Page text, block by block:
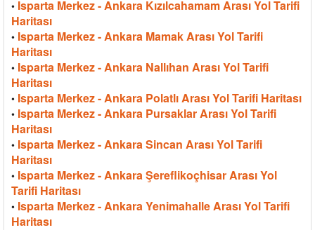
• Isparta Merkez - Ankara Kızılcahamam Arası Yol Tarifi
Haritası
• Isparta Merkez - Ankara Mamak Arası Yol Tarifi
Haritası
• Isparta Merkez - Ankara Nallıhan Arası Yol Tarifi
Haritası
• Isparta Merkez - Ankara Polatlı Arası Yol Tarifi Haritası
• Isparta Merkez - Ankara Pursaklar Arası Yol Tarifi
Haritası
• Isparta Merkez - Ankara Sincan Arası Yol Tarifi
Haritası
• Isparta Merkez - Ankara Şereflikoçhisar Arası Yol
Tarifi Haritası
• Isparta Merkez - Ankara Yenimahalle Arası Yol Tarifi
Haritası